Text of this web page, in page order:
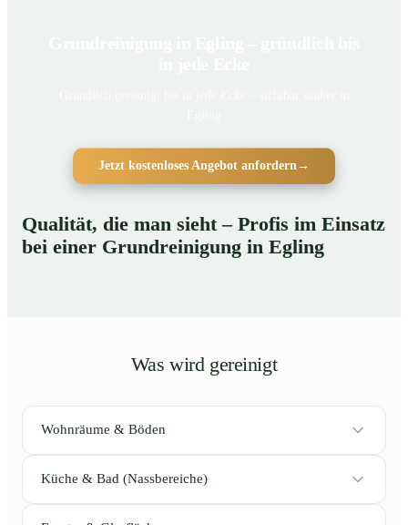
Jetzt kostenloses Angebot anfordern →
Qualität, die man sieht – Profis im Einsatz
bei einer Grundreinigung in Egling
Was wird gereinigt
Wohnräume & Böden
Küche & Bad (Nassbereiche)